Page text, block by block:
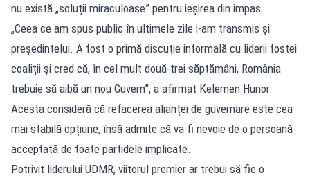
nu există „soluții miraculoase” pentru ieșirea din impas.
„Ceea ce am spus public în ultimele zile i-am transmis și
președintelui. A fost o primă discuție informală cu liderii fostei
coaliții și cred că, în cel mult două-trei săptămâni, România
trebuie să aibă un nou Guvern”, a afirmat Kelemen Hunor.
Acesta consideră că refacerea alianței de guvernare este cea
mai stabilă opțiune, însă admite că va fi nevoie de o persoană
acceptată de toate partidele implicate.
Potrivit liderului UDMR, viitorul premier ar trebui să fie o